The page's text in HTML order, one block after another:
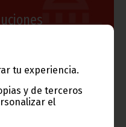
tu experiencia.
y de terceros
el
Ecuatorial